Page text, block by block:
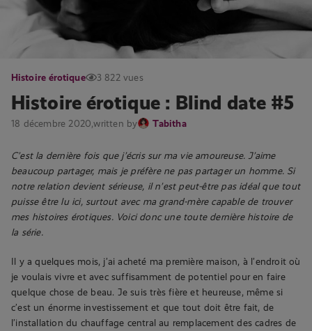
Histoire érotique 3 822 vues
Histoire érotique : Blind date #5
18 décembre 2020,written by Tabitha
C’est la dernière fois que j’écris sur ma vie amoureuse. J’aime
beaucoup partager, mais je préfère ne pas partager un homme. Si
notre relation devient sérieuse, il n’est peut-être pas idéal que tout
puisse être lu ici, surtout avec ma grand-mère capable de trouver
mes histoires érotiques. Voici donc une toute dernière histoire de
la série.
Il y a quelques mois, j’ai acheté ma première maison, à l’endroit où
je voulais vivre et avec suffisamment de potentiel pour en faire
quelque chose de beau. Je suis très fière et heureuse, même si
c’est un énorme investissement et que tout doit être fait, de
l’installation du chauffage central au remplacement des cadres de